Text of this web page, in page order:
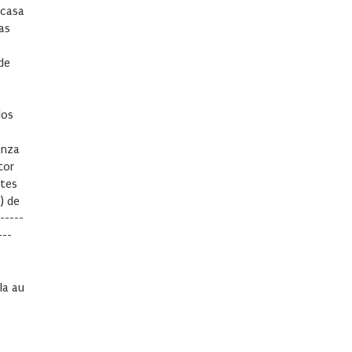
de
au